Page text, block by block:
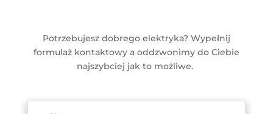
Potrzebujesz dobrego elektryka? Wypełnij
formulaż kontaktowy a oddzwonimy do Ciebie
najszybciej jak to możliwe.